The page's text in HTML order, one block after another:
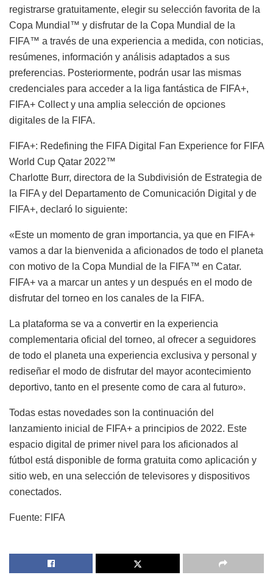
registrarse gratuitamente, elegir su selección favorita de la
Copa Mundial™ y disfrutar de la Copa Mundial de la
FIFA™ a través de una experiencia a medida, con noticias,
resúmenes, información y análisis adaptados a sus
preferencias. Posteriormente, podrán usar las mismas
credenciales para acceder a la liga fantástica de FIFA+,
FIFA+ Collect y una amplia selección de opciones
digitales de la FIFA.
FIFA+: Redefining the FIFA Digital Fan Experience for FIFA
World Cup Qatar 2022™
Charlotte Burr, directora de la Subdivisión de Estrategia de
la FIFA y del Departamento de Comunicación Digital y de
FIFA+, declaró lo siguiente:
«Este un momento de gran importancia, ya que en FIFA+
vamos a dar la bienvenida a aficionados de todo el planeta
con motivo de la Copa Mundial de la FIFA™ en Catar.
FIFA+ va a marcar un antes y un después en el modo de
disfrutar del torneo en los canales de la FIFA.
La plataforma se va a convertir en la experiencia
complementaria oficial del torneo, al ofrecer a seguidores
de todo el planeta una experiencia exclusiva y personal y
rediseñar el modo de disfrutar del mayor acontecimiento
deportivo, tanto en el presente como de cara al futuro».
Todas estas novedades son la continuación del
lanzamiento inicial de FIFA+ a principios de 2022. Este
espacio digital de primer nivel para los aficionados al
fútbol está disponible de forma gratuita como aplicación y
sitio web, en una selección de televisores y dispositivos
conectados.
Fuente: FIFA